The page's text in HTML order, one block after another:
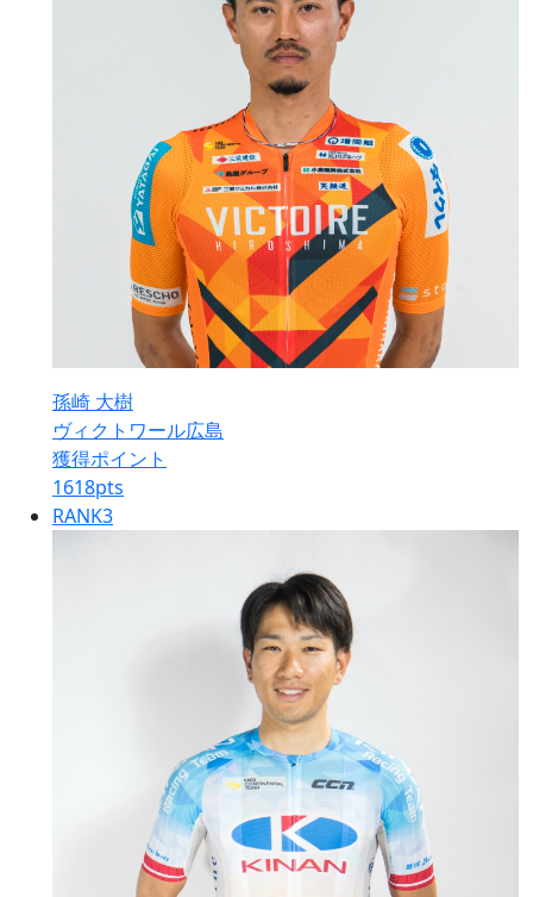
孫崎 大樹
ヴィクトワール広島
獲得ポイント
1618pts
RANK3